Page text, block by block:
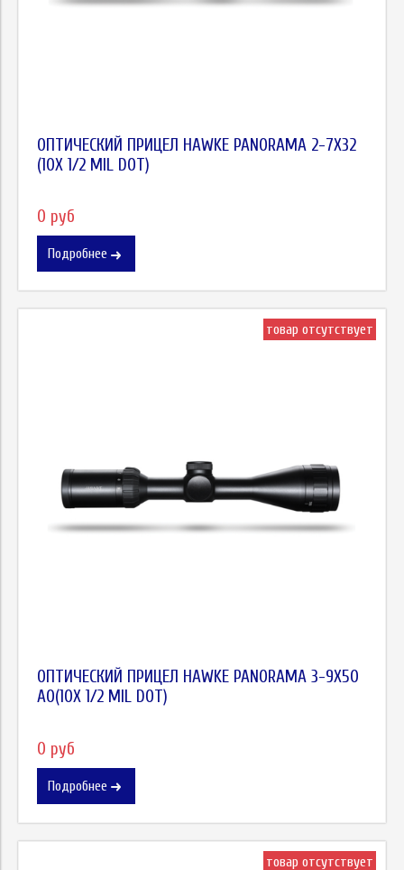
ОПТИЧЕСКИЙ ПРИЦЕЛ HAWKE PANORAMA 2-7X32
(10X 1/2 MIL DOT)
0 руб
Подробнее
товар отсутствует
ОПТИЧЕСКИЙ ПРИЦЕЛ HAWKE PANORAMA 3-9X50
AO(10Х 1/2 MIL DOT)
0 руб
Подробнее
товар отсутствует